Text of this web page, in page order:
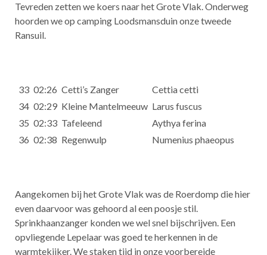
Tevreden zetten we koers naar het Grote Vlak. Onderweg
hoorden we op camping Loodsmansduin onze tweede
Ransuil.
33 02:26 Cetti’s Zanger
Cettia cetti
34 02:29 Kleine Mantelmeeuw Larus fuscus
35 02:33 Tafeleend
Aythya ferina
36 02:38 Regenwulp Numenius phaeopus
Aangekomen bij het Grote Vlak was de Roerdomp die hier
even daarvoor was gehoord al een poosje stil.
Sprinkhaanzanger konden we wel snel bijschrijven. Een
opvliegende Lepelaar was goed te herkennen in de
warmtekijker. We staken tijd in onze voorbereide